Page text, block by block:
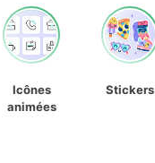
Icônes
animées
Stickers